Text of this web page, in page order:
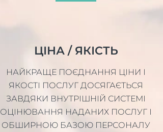
ЦІНА / ЯКІСТЬ
НАЙКРАЩЕ ПОЄДНАННЯ ЦІНИ І
ЯКОСТІ ПОСЛУГ ДОСЯГАЄТЬСЯ
ЗАВДЯКИ ВНУТРІШНІЙ СИСТЕМІ
ОЦІНЮВАННЯ НАДАНИХ ПОСЛУГ І
ОБШИРНОЮ БАЗОЮ ПЕРСОНАЛУ